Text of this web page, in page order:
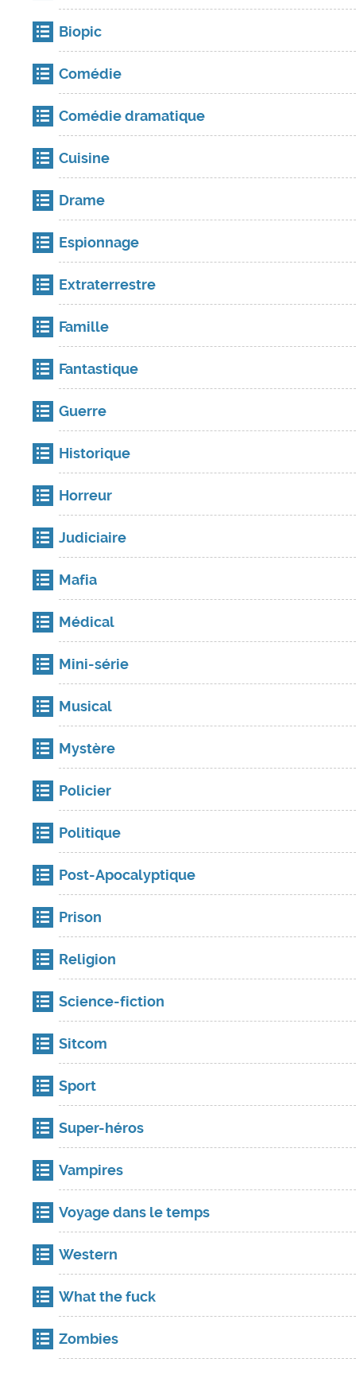
Biopic
Comédie
Comédie dramatique
Cuisine
Drame
Espionnage
Extraterrestre
Famille
Fantastique
Guerre
Historique
Horreur
Judiciaire
Mafia
Médical
Mini-série
Musical
Mystère
Policier
Politique
Post-Apocalyptique
Prison
Religion
Science-fiction
Sitcom
Sport
Super-héros
Vampires
Voyage dans le temps
Western
What the fuck
Zombies